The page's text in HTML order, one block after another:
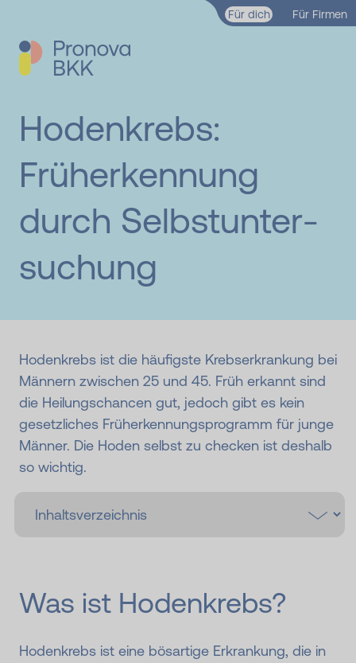
Zum Hauptinhalt springen
Für dich Für Firmen
Hodenkrebs:
Früherkennung
durch Selbst­unter­
suchung
Hodenkrebs ist die häufigste Krebserkrankung bei
Männern zwischen 25 und 45. Früh erkannt sind
die Heilungschancen gut, jedoch gibt es kein
gesetzliches Früherkennungsprogramm für junge
Männer. Die Hoden selbst zu checken ist deshalb
so wichtig.
Was ist Hodenkrebs?
Hodenkrebs ist eine bösartige Erkrankung, die in